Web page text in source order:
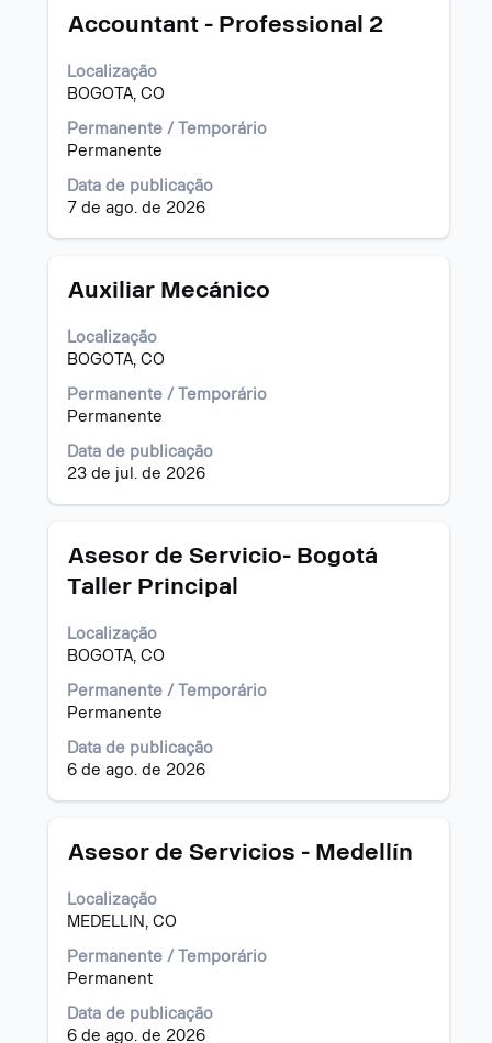
as
informações
dela.
Título
Accountant - Professional 2
Localização
BOGOTA, CO
Permanente / Temporário
Permanente
Data de publicação
7 de ago. de 2026
Selecione
vaga
com
barra
de
pressionada
para
visualizar
as
informações
dela.
Título
Auxiliar Mecánico
Localização
BOGOTA, CO
Permanente / Temporário
Permanente
Data de publicação
23 de jul. de 2026
Selecione
vaga
com
barra
de
pressionada
para
visualizar
as
informações
dela.
Título
Asesor de Servicio- Bogotá
Taller Principal
Localização
BOGOTA, CO
Permanente / Temporário
Permanente
Data de publicação
6 de ago. de 2026
Selecione
vaga
a
barra
de
espaço
para
visualizar
dela.
Título
Asesor de Servicios - Medellín
Localização
MEDELLIN, CO
Permanente / Temporário
Permanent
Data de publicação
6 de ago. de 2026
Selecione
vaga
com
barra
de
pressionada